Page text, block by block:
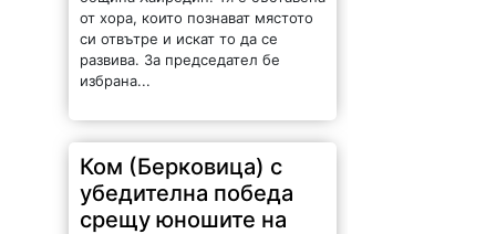
избрана...
Ком (Берковица) с
убедителна победа
срещу юношите на
Монтана